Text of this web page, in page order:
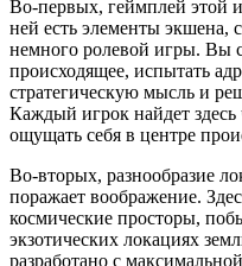
Во-первых, геймплей этой
ней есть элементы экшена,
немного ролевой игры. Вы
происходящее, испытать
стратегическую мысль и
Каждый игрок найдет
ощущать себя в центре
Во-вторых, разнообразие
поражает воображение.
космические просторы,
экзотических локациях
разработано с